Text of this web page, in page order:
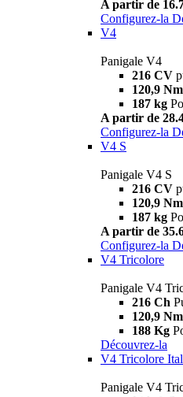
A partir de
Configurez-la
V4
Panigale V4
216 CV
120,9 Nm
187 kg
A partir de
Configurez-la
V4 S
Panigale V4 S
216 CV
120,9 Nm
187 kg
A partir de
Configurez-la
V4 Tricolore
Panigale V4
216 Ch
120,9 Nm
188 Kg
Découvrez-la
V4 Tricolore
Panigale V4